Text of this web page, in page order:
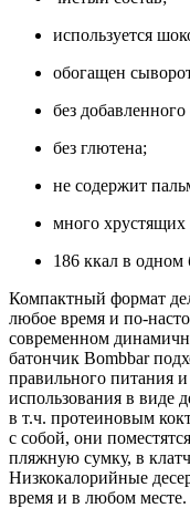
используется
обогащен
без добавленного
без глютена;
не содержит
много хрустящих
186 ккал в одном
Компактный формат
любое время и по-
современном
батончик Bombbar
правильного питания
использования в виде
в т.ч. протеиновым
с собой, они
пляжную сумку, в
Низкокалорийные
время и в любом месте.